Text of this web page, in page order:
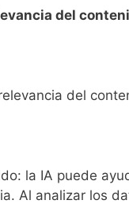
del
del
la IA puede
Al analizar los